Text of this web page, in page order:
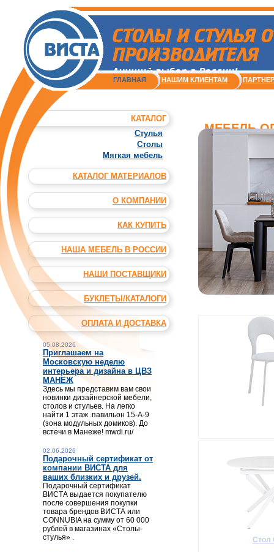
СТОЛЫ И СТУЛЬЯ
ПРОИЗВОДИТЕЛЯ
Лучший выбор в России!
ГЛАВНАЯ
НАШИМ КЛИЕНТАМ
КАТАЛОГ
Стулья
Столы
Мягкая мебель
КАТАЛОГ МАТЕРИАЛОВ
О КОМПАНИИ
КАК КУПИТЬ
НАША МЕБЕЛЬ В РОССИИ
НАШИ ПОСТАВЩИКИ
БУКЛЕТЫ/КАТАЛОГИ
ОПЛАТА И ДОСТАВКА
05.08.2026
Приглашаем на
Московскую неделю
интерьера и дизайна в ЦВЗ
МАНЕЖ
Здесь мы представим вам свои
новинки дизайнерской мебели,
столов и стульев. На легко
найти 1 этаж .павильон 15-А-9
(зона модульных домиков). До
встечи в Манеже! mwdi.ru/
02.06.2026
Подарочный сертификат от
компании ВИСТА для
ваших близких и друзей.
Подарочный сертификат
ВИСТА выдается покупателю
после совершения покупки
товара брендов ВИСТА или
CONNUBIA на сумму от 60 000
рублей в магазинах «Столы-
стулья» .
МЕБЕЛЬ
Стол